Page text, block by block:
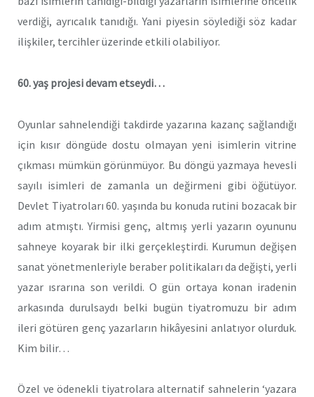
verdiği, ayrıcalık tanıdığı. Yani piyesin söylediği söz kadar
ilişkiler, tercihler üzerinde etkili olabiliyor.
60. yaş projesi devam etseydi…
Oyunlar sahnelendiği takdirde yazarına kazanç sağlandığı
için kısır döngüde dostu olmayan yeni isimlerin vitrine
çıkması mümkün görünmüyor. Bu döngü yazmaya hevesli
sayılı isimleri de zamanla un değirmeni gibi öğütüyor.
Devlet Tiyatroları 60. yaşında bu konuda rutini bozacak bir
adım atmıştı. Yirmisi genç, altmış yerli yazarın oyununu
sahneye koyarak bir ilki gerçekleştirdi. Kurumun değişen
sanat yönetmenleriyle beraber politikaları da değişti, yerli
yazar ısrarına son verildi. O gün ortaya konan iradenin
arkasında durulsaydı belki bugün tiyatromuzu bir adım
ileri götüren genç yazarların hikâyesini anlatıyor olurduk.
Kim bilir…
Özel ve ödenekli tiyatrolara alternatif sahnelerin ‘yazara